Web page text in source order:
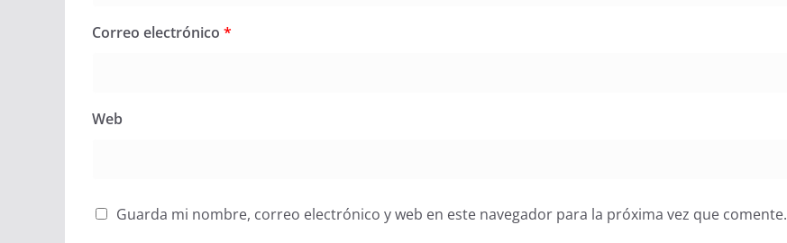
Correo electrónico *
Web
Guarda mi nombre, correo electrónico y web en este navegador para la próxima vez que comente.